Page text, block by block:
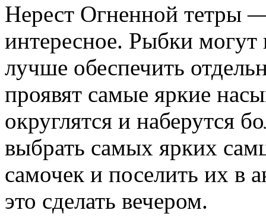
Нерест Огненной тетры
интересное. Рыбки
лучше обеспечить
проявят самые яркие
округлятся и наберутся
выбрать самых ярких
самочек и поселить их в
это сделать вечером.